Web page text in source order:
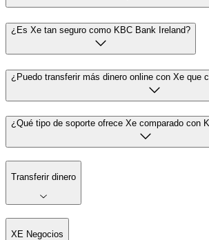
¿Es Xe tan seguro como KBC Bank Ireland?
¿Puedo transferir más dinero online con Xe que
¿Qué tipo de soporte ofrece Xe comparado con
Transferir dinero
XE Negocios